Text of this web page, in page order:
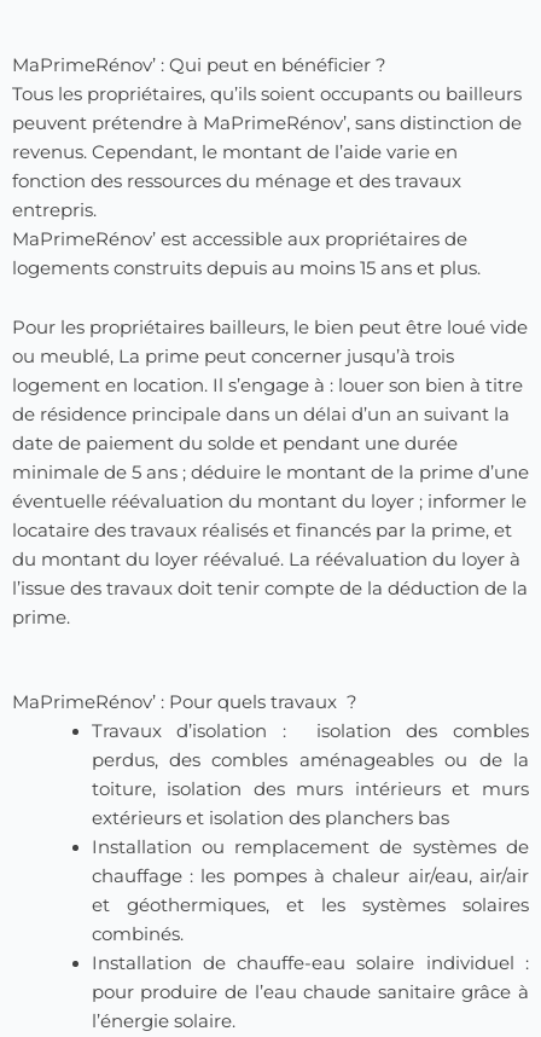
MaPrimeRénov’ : Qui peut en bénéficier ?
Tous les propriétaires, qu’ils soient occupants ou bailleurs
peuvent prétendre à MaPrimeRénov’, sans distinction de
revenus. Cependant, le montant de l’aide varie en
fonction des ressources du ménage et des travaux
entrepris.
MaPrimeRénov’ est accessible aux propriétaires de
logements construits depuis au moins 15 ans et plus.
Pour les propriétaires bailleurs, le bien peut être loué vide
ou meublé, La prime peut concerner jusqu’à trois
logement en location. Il s’engage à : louer son bien à titre
de résidence principale dans un délai d’un an suivant la
date de paiement du solde et pendant une durée
minimale de 5 ans ; déduire le montant de la prime d’une
éventuelle réévaluation du montant du loyer ; informer le
locataire des travaux réalisés et financés par la prime, et
du montant du loyer réévalué. La réévaluation du loyer à
l’issue des travaux doit tenir compte de la déduction de la
prime.
MaPrimeRénov’ : Pour quels travaux ?
Travaux d’isolation : isolation des combles
perdus, des combles aménageables ou de la
toiture, isolation des murs intérieurs et murs
extérieurs et isolation des planchers bas
Installation ou remplacement de systèmes de
chauffage : les pompes à chaleur air/eau, air/air
et géothermiques, et les systèmes solaires
combinés.
Installation de chauffe-eau solaire individuel :
pour produire de l’eau chaude sanitaire grâce à
l’énergie solaire.